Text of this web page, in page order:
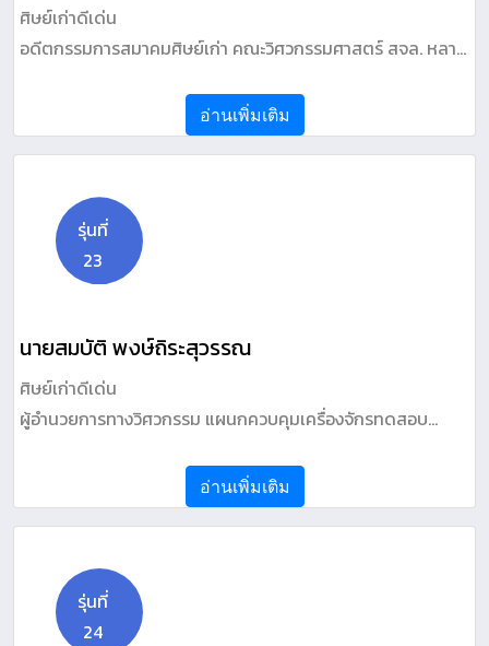
ศิษย์เก่าดีเด่น
อดีตกรรมการสมาคมศิษย์เก่า คณะวิศวกรรมศาสตร์ สจล. หลาย
อ่านเพิ่มเติม
รุ่นที่
23
นายสมบัติ พงษ์ถิระสุวรรณ
ศิษย์เก่าดีเด่น
ผู้อำนวยการทางวิศวกรรม แผนกควบคุมเครื่องจักรทดสอบ
อ่านเพิ่มเติม
รุ่นที่
24